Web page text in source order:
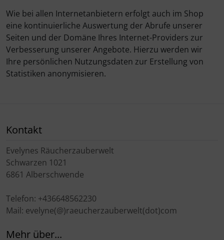
Wie bei allen Internetanbietern erfolgt auch im Shop
eine kontinuierliche Auswertung der Abrufe unserer
Seiten und der Domäne Ihres Internet-Providers zur
Verbesserung unserer Angebote. Hierzu werden wir
Ihre persönlichen Nutzungsdaten zur Erstellung von
Statistiken anonymisieren.
Kontakt
Evelynes Räucherzauberwelt
Schwarzen 1021
6861 Alberschwende
Telefon: +436648562230
Mail: evelyne(@)raeucherzauberwelt(dot)com
Mehr über...